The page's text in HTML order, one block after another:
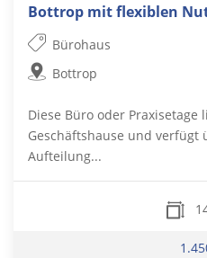
Bottrop mit flexiblen
Bürohaus
Bottrop
Diese Büro oder Praxisetage
Geschäftshause und verfügt
Aufteilung...